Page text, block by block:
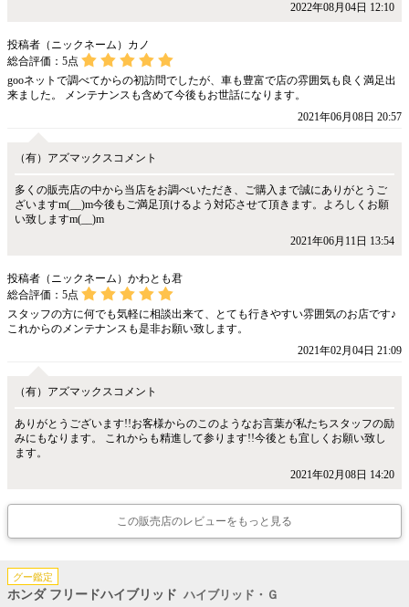
2022年08月04日 12:10
投稿者（ニックネーム）カノ
総合評価： 5点
gooネットで調べてからの初訪問でしたが、車も豊富で店の雰囲気も良く満足出
来ました。 メンテナンスも含めて今後もお世話になります。
2021年06月08日 20:57
（有）アズマックスコメント
多くの販売店の中から当店をお調べいただき、ご購入まで誠にありがとうご
ざいますm(__)m今後もご満足頂けるよう対応させて頂きます。よろしくお願
い致しますm(__)m
2021年06月11日 13:54
投稿者（ニックネーム）かわとも君
総合評価： 5点
スタッフの方に何でも気軽に相談出来て、とても行きやすい雰囲気のお店です♪
これからのメンテナンスも是非お願い致します。
2021年02月04日 21:09
（有）アズマックスコメント
ありがとうございます!!お客様からのこのようなお言葉が私たちスタッフの励
みにもなります。 これからも精進して参ります!!今後とも宜しくお願い致し
ます。
2021年02月08日 14:20
この販売店のレビューをもっと見る
グー鑑定
ホンダ フリードハイブリッド ハイブリッド・Ｇ